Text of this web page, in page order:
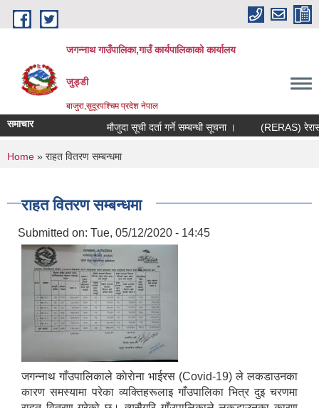
Skip to main content
जगन्नाथ गाउँपालिका,गाउँ कार्यपालिकाको कार्यालय
जुड्डी
बाजुरा,सुदूरपश्चिम प्रदेश नेपाल
समाचार मौजुदा सूची दर्ता गर्ने सम्बन्धी सूचना । (RERAS) रेरास
You are here
Home » राहत वितरण सम्बन्धमा
राहत वितरण सम्बन्धमा
Submitted on: Tue, 05/12/2020 - 14:45
जगन्नाथ गाँउपालिकाले काेराेना भाईरस (Covid-19) ले लकडाउनका
कारण समस्यामा परेका व्यक्तिहरूलाइ गाँउपालिका भित्र दुइ चरणमा